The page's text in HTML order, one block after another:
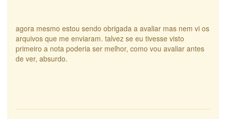
agora mesmo estou sendo obrigada a avaliar mas nem vi os
arquivos que me enviaram. talvez se eu tivesse visto
primeiro a nota poderia ser melhor, como vou avaliar antes
de ver, absurdo.